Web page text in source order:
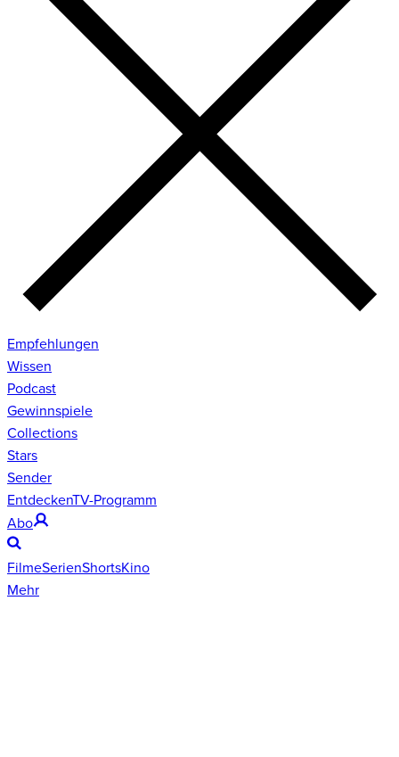
Empfehlungen
Wissen
Podcast
Gewinnspiele
Collections
Stars
Sender
EntdeckenTV-Programm
Abo
FilmeSerienShortsKino
Mehr